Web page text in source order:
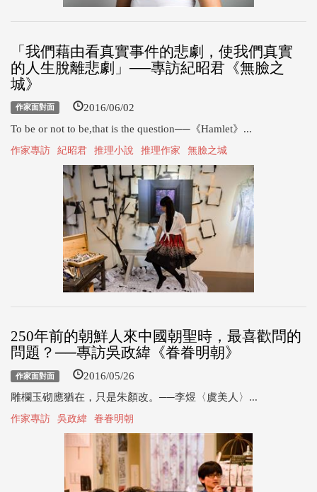
「我們藉由看真實事件的悲劇，使我們真實
的人生脫離悲劇」──專訪紀昭君《無臉之
城》
作家面對面 2016/06/02
To be or not to be,that is the question──《Hamlet》...
作家專訪 紀昭君 推理小說 推理作家 無臉之城
250年前的朝鮮人來中國朝聖時，最喜歡問的
問題？──專訪吳政緯《眷眷明朝》
作家面對面 2016/05/26
雕欄玉砌應猶在，只是朱顏改。──李煜〈虞美人〉...
作家專訪 吳政緯 眷眷明朝